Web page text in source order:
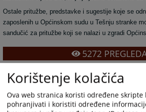
Ostale pritužbe, predstavke i sugestije koje se
zaposlenih u Općinskom sudu u Tešnju stranke
sandučić za pritužbe koji se nalazi u zgradi
5272
Korištenje kolačića
Ova web stranica koristi određene skripte
pohranjivati i koristiti određene